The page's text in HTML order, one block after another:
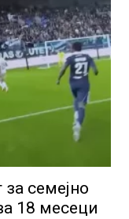
семејно
18 месеци